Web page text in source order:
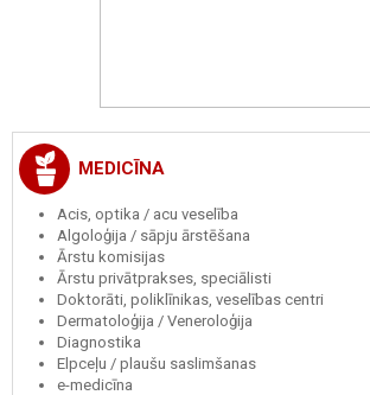
MEDICĪNA
Acis, optika / acu veselība
Algoloģija / sāpju ārstēšana
Ārstu komisijas
Ārstu privātprakses, speciālisti
Doktorāti, poliklīnikas, veselības centri
Dermatoloģija / Veneroloģija
Diagnostika
Elpceļu / plaušu saslimšanas
e-medicīna